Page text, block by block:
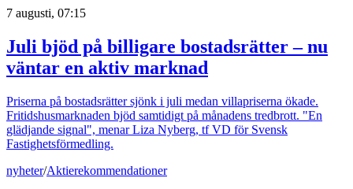
7 augusti, 07:15
Juli bjöd på billigare bostadsrätter – nu
väntar en aktiv marknad
Priserna på bostadsrätter sjönk i juli medan villapriserna ökade.
Fritidshusmarknaden bjöd samtidigt på månadens tredbrott. "En
glädjande signal", menar Liza Nyberg, tf VD för Svensk
Fastighetsförmedling.
nyheter/Aktierekommendationer